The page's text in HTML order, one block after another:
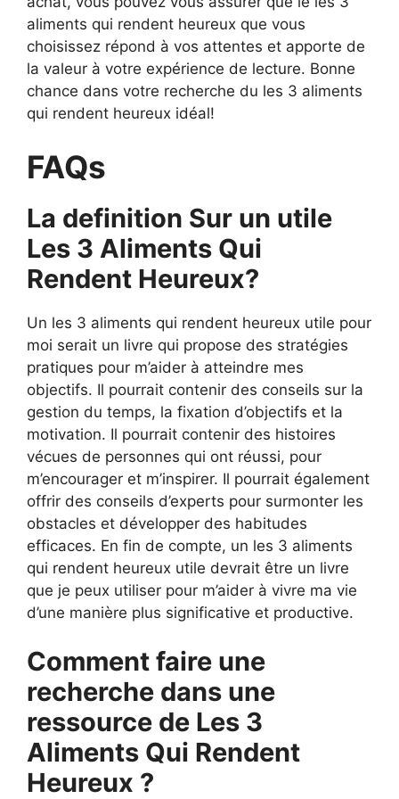
aliments qui rendent heureux que vous
choisissez répond à vos attentes et apporte de
la valeur à votre expérience de lecture. Bonne
chance dans votre recherche du les 3 aliments
qui rendent heureux idéal!
FAQs
La definition Sur un utile
Les 3 Aliments Qui
Rendent Heureux?
Un les 3 aliments qui rendent heureux utile pour
moi serait un livre qui propose des stratégies
pratiques pour m’aider à atteindre mes
objectifs. Il pourrait contenir des conseils sur la
gestion du temps, la fixation d’objectifs et la
motivation. Il pourrait contenir des histoires
vécues de personnes qui ont réussi, pour
m’encourager et m’inspirer. Il pourrait également
offrir des conseils d’experts pour surmonter les
obstacles et développer des habitudes
efficaces. En fin de compte, un les 3 aliments
qui rendent heureux utile devrait être un livre
que je peux utiliser pour m’aider à vivre ma vie
d’une manière plus significative et productive.
Comment faire une
recherche dans une
ressource de Les 3
Aliments Qui Rendent
Heureux ?